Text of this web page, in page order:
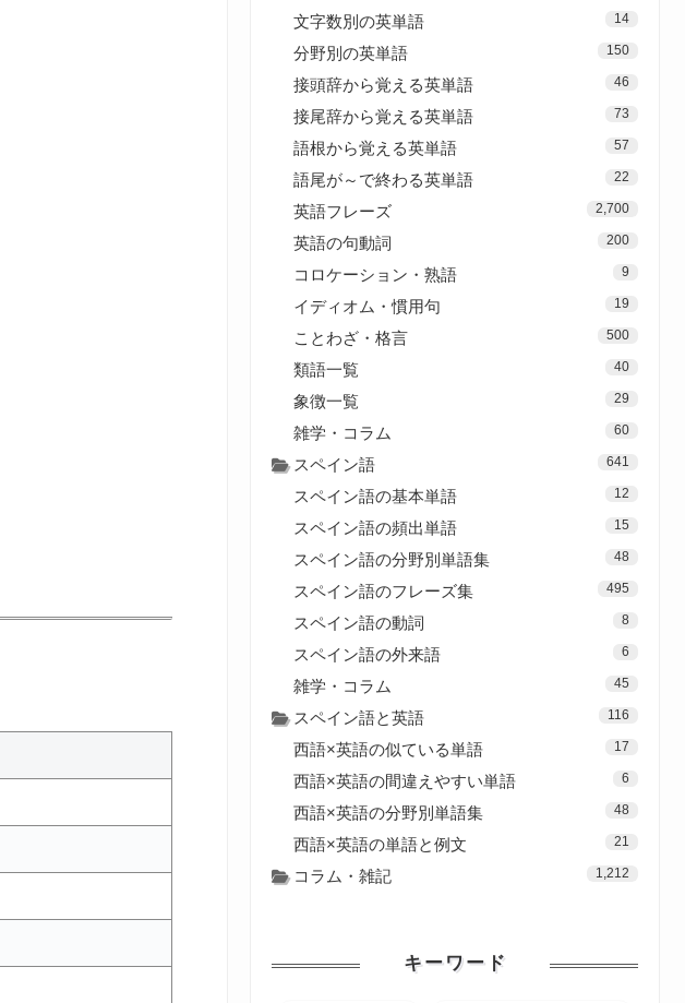
文字数別の英単語 14
分野別の英単語 150
接頭辞から覚える英単語 46
接尾辞から覚える英単語 73
語根から覚える英単語 57
語尾が～で終わる英単語 22
英語フレーズ 2,700
英語の句動詞 200
コロケーション・熟語 9
イディオム・慣用句 19
ことわざ・格言 500
類語一覧 40
象徴一覧 29
雑学・コラム 60
スペイン語 641
スペイン語の基本単語 12
スペイン語の頻出単語 15
スペイン語の分野別単語集 48
スペイン語のフレーズ集 495
スペイン語の動詞 8
スペイン語の外来語 6
雑学・コラム 45
スペイン語と英語 116
西語×英語の似ている単語 17
西語×英語の間違えやすい単語 6
西語×英語の分野別単語集 48
西語×英語の単語と例文 21
コラム・雑記 1,212
キーワード